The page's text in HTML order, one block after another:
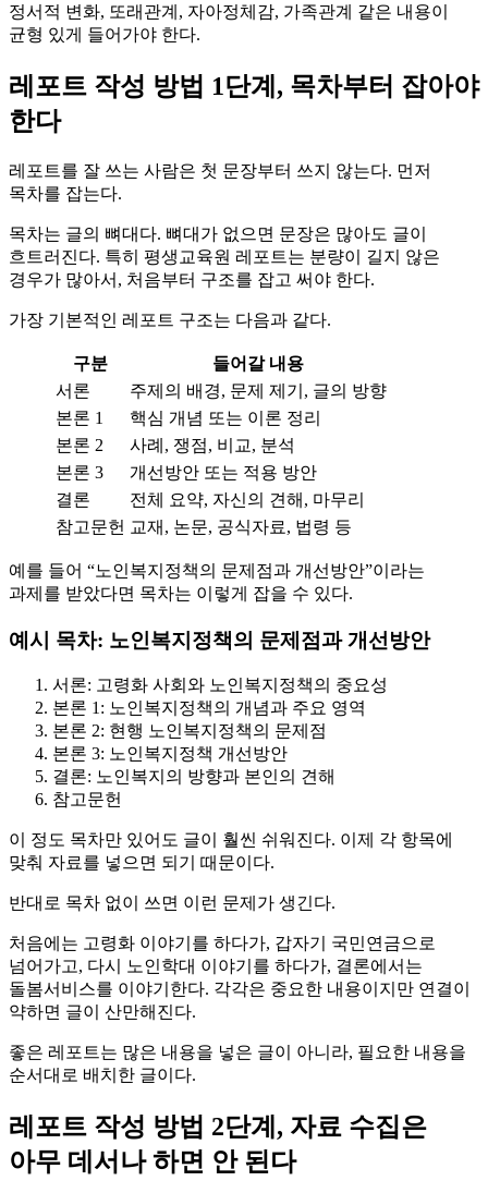
정서적 변화, 또래관계, 자아정체감, 가족관계 같은 내용이
균형 있게 들어가야 한다.
레포트 작성 방법 1단계, 목차부터 잡아야
한다
레포트를 잘 쓰는 사람은 첫 문장부터 쓰지 않는다. 먼저
목차를 잡는다.
목차는 글의 뼈대다. 뼈대가 없으면 문장은 많아도 글이
흐트러진다. 특히 평생교육원 레포트는 분량이 길지 않은
경우가 많아서, 처음부터 구조를 잡고 써야 한다.
가장 기본적인 레포트 구조는 다음과 같다.
구분
들어갈 내용
서론
주제의 배경, 문제 제기, 글의 방향
본론 1
핵심 개념 또는 이론 정리
본론 2
사례, 쟁점, 비교, 분석
본론 3
개선방안 또는 적용 방안
결론
전체 요약, 자신의 견해, 마무리
참고문헌 교재, 논문, 공식자료, 법령 등
예를 들어 “노인복지정책의 문제점과 개선방안”이라는
과제를 받았다면 목차는 이렇게 잡을 수 있다.
예시 목차: 노인복지정책의 문제점과 개선방안
서론: 고령화 사회와 노인복지정책의 중요성
본론 1: 노인복지정책의 개념과 주요 영역
본론 2: 현행 노인복지정책의 문제점
본론 3: 노인복지정책 개선방안
결론: 노인복지의 방향과 본인의 견해
참고문헌
이 정도 목차만 있어도 글이 훨씬 쉬워진다. 이제 각 항목에
맞춰 자료를 넣으면 되기 때문이다.
반대로 목차 없이 쓰면 이런 문제가 생긴다.
처음에는 고령화 이야기를 하다가, 갑자기 국민연금으로
넘어가고, 다시 노인학대 이야기를 하다가, 결론에서는
돌봄서비스를 이야기한다. 각각은 중요한 내용이지만 연결이
약하면 글이 산만해진다.
좋은 레포트는 많은 내용을 넣은 글이 아니라, 필요한 내용을
순서대로 배치한 글이다.
레포트 작성 방법 2단계, 자료 수집은
아무 데서나 하면 안 된다